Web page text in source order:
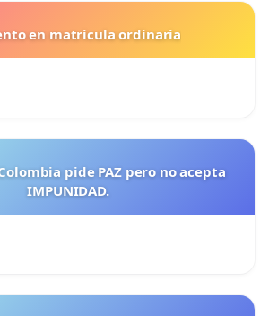
en matricula ordinaria
pide PAZ pero no acepta
IMPUNIDAD.